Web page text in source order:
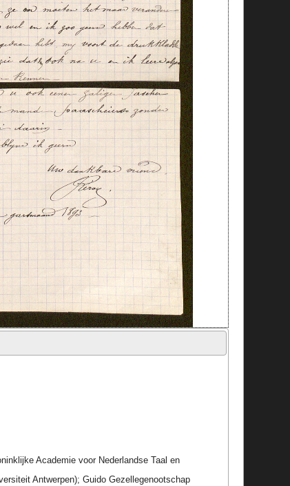
Academie voor Nederlandse Taal en
Antwerpen); Guido Gezellegenootschap